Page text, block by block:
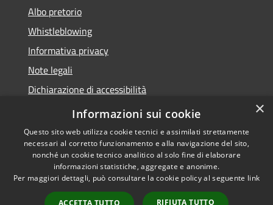
Albo pretorio
Whistleblowing
Informativa privacy
Note legali
Dichiarazione di accessibilità
Obiettivi di accessibilità 2026
Accessibilità
Copyright © 2026 • Comune di
Rubano • Powered by
Municipium• Accesso
×
Informazioni sui cookie
Questo sito web utilizza cookie tecnici e assimilati strettamente
necessari al corretto funzionamento e alla navigazione del sito,
nonché un cookie tecnico analitico al solo fine di elaborare
informazioni statistiche, aggregate e anonime.
Per maggiori dettagli, può consultare la cookie policy al seguente link
ACCETTA TUTTO RIFIUTA TUTTO